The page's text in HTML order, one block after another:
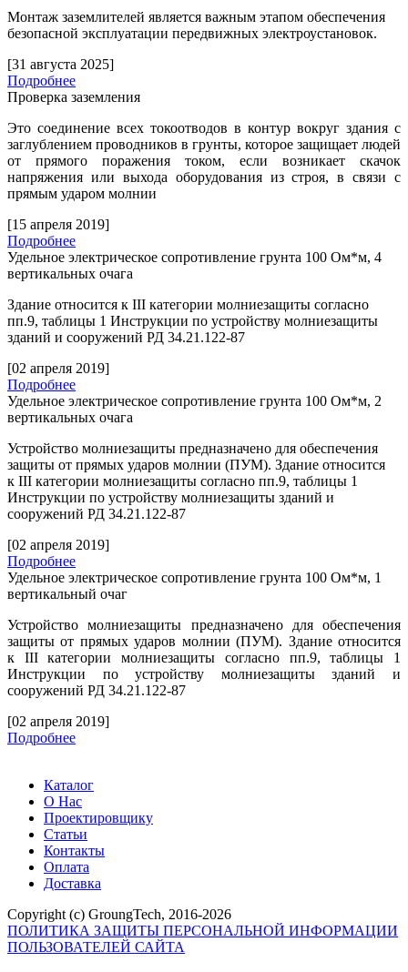
Монтаж заземлителей является важным этапом обеспечения
безопасной эксплуатации передвижных электроустановок.
[31 августа 2025]
Подробнее
Проверка заземления
Это соединение всех токоотводов в контур вокруг здания с
заглублением проводников в грунты, которое защищает людей
от прямого поражения током, если возникает скачок
напряжения или выхода оборудования из строя, в связи с
прямым ударом молнии
[15 апреля 2019]
Подробнее
Удельное электрическое сопротивление грунта 100 Ом*м, 4
вертикальных очага
Здание относится к III категории молниезащиты согласно
пп.9, таблицы 1 Инструкции по устройству молниезащиты
зданий и сооружений РД 34.21.122-87
[02 апреля 2019]
Подробнее
Удельное электрическое сопротивление грунта 100 Ом*м, 2
вертикальных очага
Устройство молниезащиты предназначено для обеспечения
защиты от прямых ударов молнии (ПУМ). Здание относится
к III категории молниезащиты согласно пп.9, таблицы 1
Инструкции по устройству молниезащиты зданий и
сооружений РД 34.21.122-87
[02 апреля 2019]
Подробнее
Удельное электрическое сопротивление грунта 100 Ом*м, 1
вертикальный очаг
Устройство молниезащиты предназначено для обеспечения
защиты от прямых ударов молнии (ПУМ). Здание относится
к IIIкатегории молниезащиты согласно пп.9, таблицы 1
Инструкции по устройству молниезащиты зданий и
сооружений РД 34.21.122-87
[02 апреля 2019]
Подробнее
Каталог
О Нас
Проектировщику
Статьи
Контакты
Оплата
Доставка
Copyright (c) GroungTech, 2016-2026
ПОЛИТИКА ЗАЩИТЫ ПЕРСОНАЛЬНОЙ ИНФОРМАЦИИ
ПОЛЬЗОВАТЕЛЕЙ САЙТА